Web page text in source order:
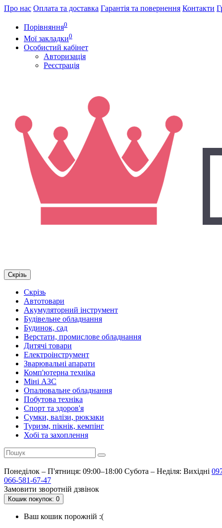
Про нас Оплата та доставка Гарантія та повернення Контакти
Порівняння0
Мої закладки0
Особистий кабінет
Авторизація
Реєстрація
Скрізь
Скрізь
Автотовари
Акумуляторний інструмент
Будівельне обладнання
Будинок, сад
Верстати, промислове обладнання
Дитячі товари
Електроінструмент
Зварювальні апарати
Комп'ютерна техніка
Міні АЗС
Опалювальне обладнання
Побутова техніка
Спорт та здоров'я
Сумки, валізи, рюкзаки
Туризм, пікнік, кемпінг
Хобі та захоплення
Понеділок – П'ятниця: 09:00–18:00 Субота – Неділя: Вихідні
066-581-67-47
Замовити зворотній дзвінок
Кошик покупок: 0
Ваш кошик порожній :(